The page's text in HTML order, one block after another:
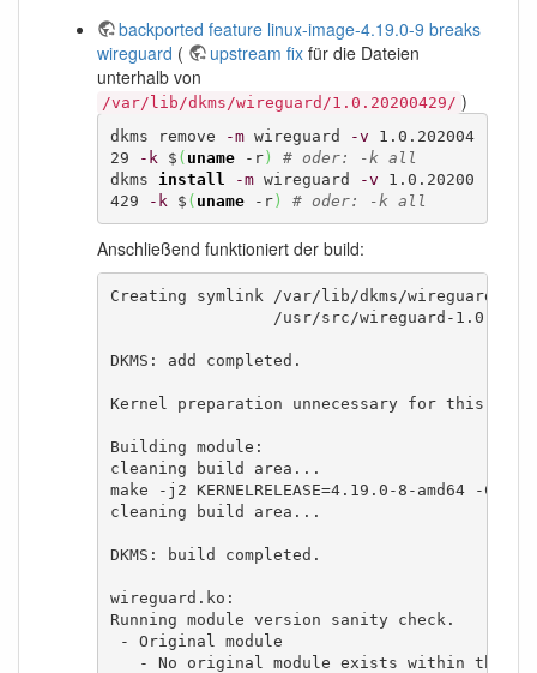
backported feature linux-image-4.19.0-9 breaks
wireguard ( upstream fix für die Dateien
unterhalb von
/var/lib/dkms/wireguard/1.0.20200429/ )
dkms remove -m wireguard -v 1.0.202004
29
-k $ ( uname -r)
# oder: -k all
dkms install -m wireguard -v 1.0.20200
429
-k $ ( uname -r) # oder: -k all
Anschließend funktioniert der build:
Creating symlink /var/lib/dkms/wireguard/
/usr/src/wireguard-
DKMS: add completed.
Kernel preparation unnecessary for this
Building module:
cleaning build area...
make -j2 KERNELRELEASE=4.19.0-8-amd64
cleaning build area...
DKMS: build completed.
wireguard.ko:
Running module version sanity check.
- Original module
- No original module exists within this